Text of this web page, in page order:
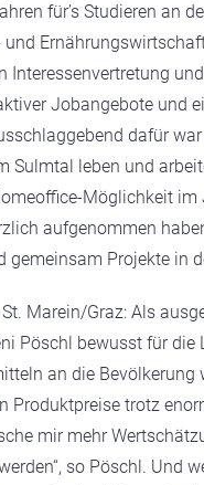
für’s Studieren an
Interessenvertretung
Jobangebote und
dafür
Sulmtal leben und
Möglichkeit
aufgenommen
Projekte in
Marein/Graz: Als
Pöschl bewusst für
an die
Produktpreise trotz
mir mehr
so Pöschl. Und